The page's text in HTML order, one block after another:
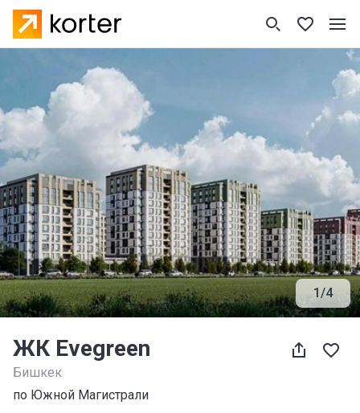
1/4
ЖК Evegreen
Бишкек
по Южной Магистрали